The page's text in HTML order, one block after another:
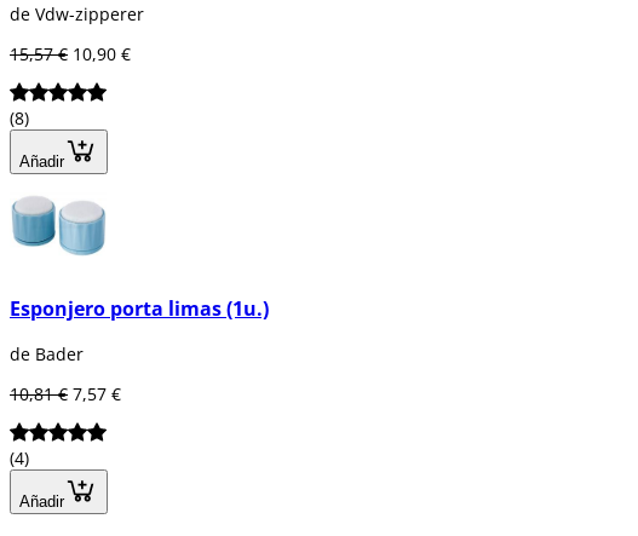
de Vdw-zipperer
15,57 € 10,90 €
(8)
Añadir
Esponjero porta limas (1u.)
de Bader
10,81 € 7,57 €
(4)
Añadir